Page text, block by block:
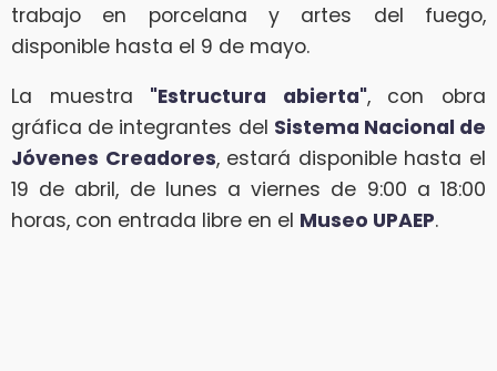
trabajo en porcelana y artes del fuego,
disponible hasta el 9 de mayo.
La muestra "Estructura abierta", con obra
gráfica de integrantes del Sistema Nacional de
Jóvenes Creadores, estará disponible hasta el
19 de abril, de lunes a viernes de 9:00 a 18:00
horas, con entrada libre en el Museo UPAEP.